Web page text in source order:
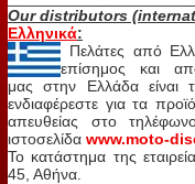
Our distributors
Ελληνικά:
Πελάτες από
επίσημος και
μας στην Ελλάδα
ενδιαφέρεστε για τα
απευθείας στο
ιστοσελίδα www.moto-
Το κατάστημα της
45, Αθήνα.